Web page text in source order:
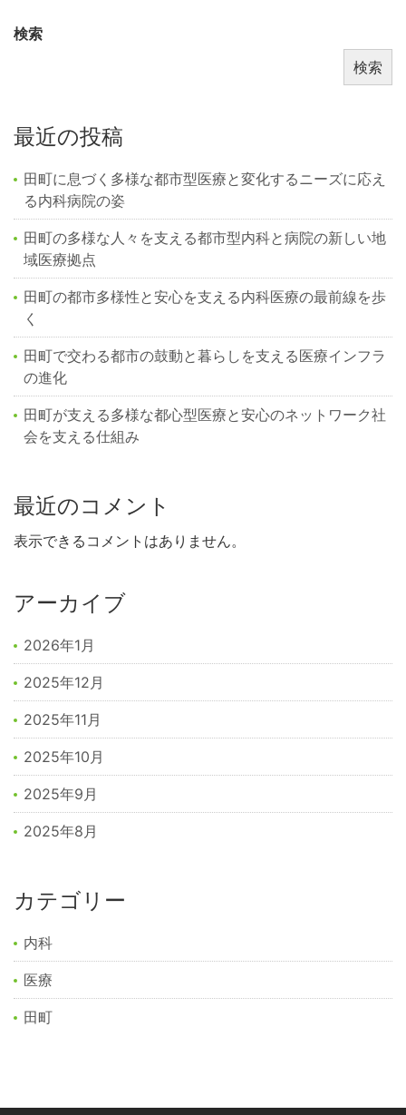
検索
検索
最近の投稿
田町に息づく多様な都市型医療と変化するニーズに応え
る内科病院の姿
田町の多様な人々を支える都市型内科と病院の新しい地
域医療拠点
田町の都市多様性と安心を支える内科医療の最前線を歩
く
田町で交わる都市の鼓動と暮らしを支える医療インフラ
の進化
田町が支える多様な都心型医療と安心のネットワーク社
会を支える仕組み
最近のコメント
表示できるコメントはありません。
アーカイブ
2026年1月
2025年12月
2025年11月
2025年10月
2025年9月
2025年8月
カテゴリー
内科
医療
田町